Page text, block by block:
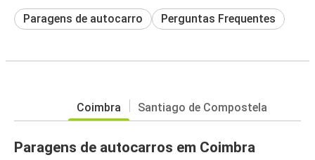
Paragens de autocarro Perguntas Frequentes
Coimbra Santiago de Compostela
Paragens de autocarros em Coimbra